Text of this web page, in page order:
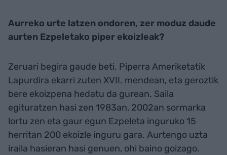
Aurreko urte latzen ondoren, zer moduz daude
aurten Ezpeletako piper ekoizleak?
Zeruari begira gaude beti. Piperra Ameriketatik
Lapurdira ekarri zuten XVII. mendean, eta geroztik
bere ekoizpena hedatu da gurean. Saila
egituratzen hasi zen 1983an, 2002an sormarka
lortu zen eta gaur egun Ezpeleta inguruko 15
herritan 200 ekoizle inguru gara. Aurtengo uzta
iraila hasieran hasi genuen, ohi baino goizago.